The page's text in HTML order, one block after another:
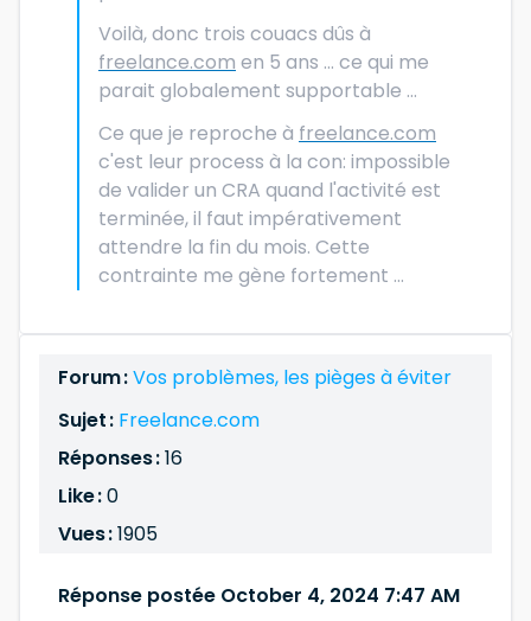
Voilà, donc trois couacs dûs à
freelance.com en 5 ans ... ce qui me
parait globalement supportable ...
Ce que je reproche à freelance.com
c'est leur process à la con: impossible
de valider un CRA quand l'activité est
terminée, il faut impérativement
attendre la fin du mois. Cette
contrainte me gène fortement ...
Forum :Vos problèmes, les pièges à éviter
Sujet : Freelance.com
Réponses :16
Like :0
Vues :1905
Réponse postée October 4, 2024 7:47 AM